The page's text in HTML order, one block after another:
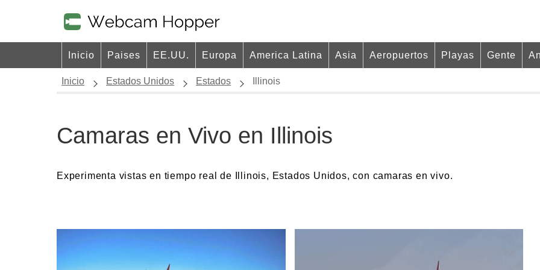
Inicio Paises EE.UU. Europa America Latina Asia Aeropuertos Playas Gente
Inicio Estados Unidos Estados Illinois
Camaras en Vivo en Illinois
Experimenta vistas en tiempo real de Illinois, Estados Unidos, con camaras en vivo.